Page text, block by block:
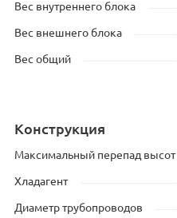
Вес внутреннего блока
Вес внешнего блока
Вес общий
Конструкция
Максимальный перепад высот
Хладагент
Диаметр трубопроводов